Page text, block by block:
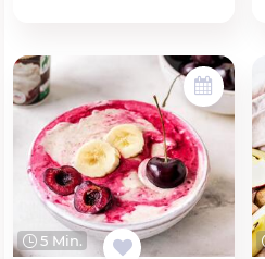
5 Min.